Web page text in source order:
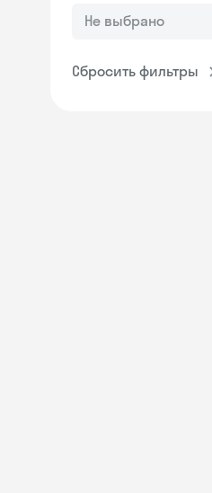
Не выбрано
Сбросить фильтры